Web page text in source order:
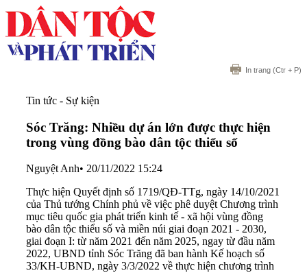
In trang (Ctr + P)
Tin tức - Sự kiện
Sóc Trăng: Nhiều dự án lớn được thực hiện
trong vùng đồng bào dân tộc thiểu số
Nguyệt Anh• 20/11/2022 15:24
Thực hiện Quyết định số 1719/QĐ-TTg, ngày 14/10/2021
của Thủ tướng Chính phủ về việc phê duyệt Chương trình
mục tiêu quốc gia phát triển kinh tế - xã hội vùng đồng
bào dân tộc thiểu số và miền núi giai đoạn 2021 - 2030,
giai đoạn I: từ năm 2021 đến năm 2025, ngay từ đầu năm
2022, UBND tỉnh Sóc Trăng đã ban hành Kế hoạch số
33/KH-UBND, ngày 3/3/2022 về thực hiện chương trình